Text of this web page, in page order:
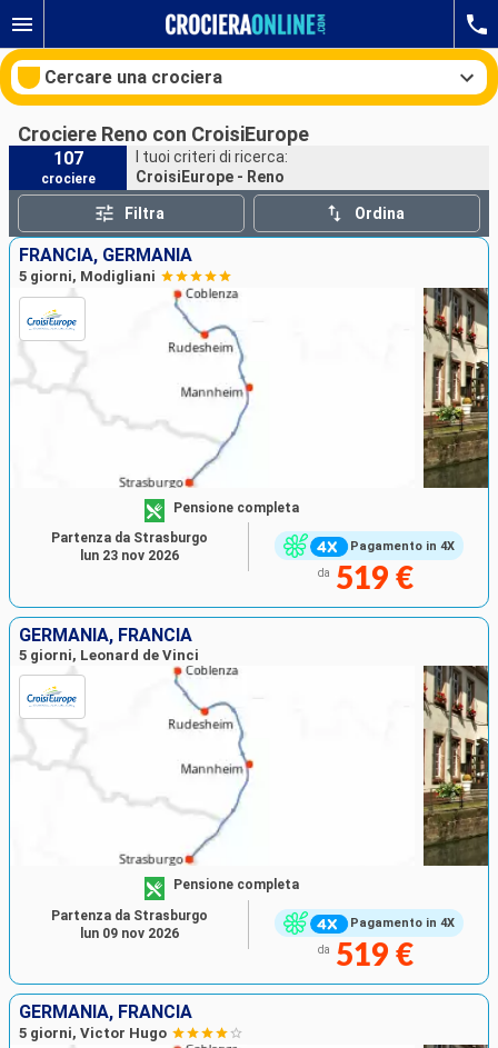
Cercare una crociera
Le nostre destinazioni
Mesi di partenza
Porti
Ricerca
Crociere Reno con CroisiEurope
107
crociere
I tuoi criteri di ricerca:
CroisiEurope - Reno
Filtra Ordina
FRANCIA, GERMANIA
5 giorni, Modigliani
Pagamento in 4X
Pensione completa
da 519 €
Partenza da Strasburgo
lun 23 nov 2026
GERMANIA, FRANCIA
5 giorni, Leonard de Vinci
Pagamento in 4X
Pensione completa
da 519 €
Partenza da Strasburgo
lun 09 nov 2026
GERMANIA, FRANCIA
5 giorni, Victor Hugo